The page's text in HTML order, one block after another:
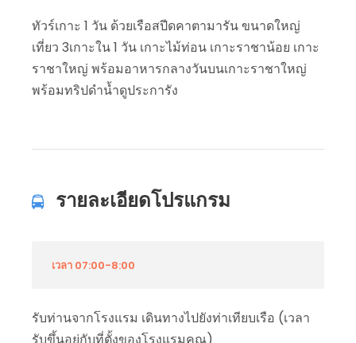
ทัวร์เกาะ 1 วัน ด้วยเรือสปีดคาตามารัน ขนาดใหญ่
เที่ยว 3เกาะใน 1 วัน เกาะไม้ท่อน เกาะราชาน้อย เกาะ
ราชาใหญ่ พร้อมอาหารกลางวันบนเกาะราชาใหญ่
พร้อมทริปดำน้ำดูประการัง
รายละเอียดโปรแกรม
เวลา 07:00-8:00
รับท่านจากโรงแรม เดินทางไปยังท่าเทียบเรือ (เวลา
รับขึ้นอยู่กับที่ตั้งของโรงแรมคุณ)